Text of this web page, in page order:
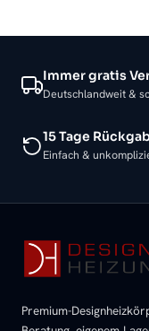
Immer gratis
Deutschlandweit &
15 Tage
Einfach &
Premium-